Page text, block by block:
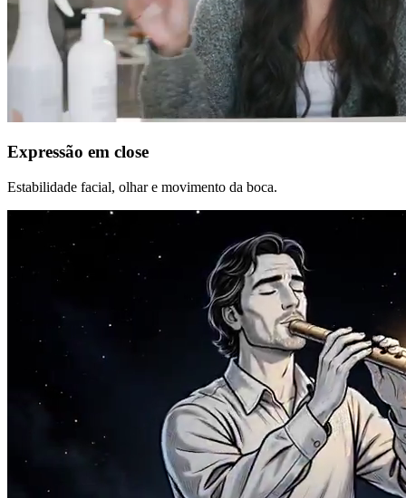
Expressão em close
Estabilidade facial, olhar e movimento da boca.